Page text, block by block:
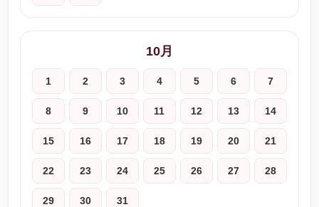
10月
1 2 3 4 5 6 7
8 9 10 11 12 13 14
15 16 17 18 19 20 21
22 23 24 25 26 27 28
29 30 31